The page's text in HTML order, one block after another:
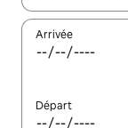
Arrivée
Départ